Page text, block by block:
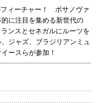
フィーチャー！ ボサノヴァ
に注目を集める新世代の
ンスとセネガルにルーツを
ジャズ、ブラジリアンミュ
ースらが参加！